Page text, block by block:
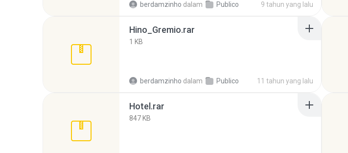
berdamzinho dalam Publico 9 tahun yang lalu
Hino_Gremio.rar
1 KB
berdamzinho dalam Publico 11 tahun yang lalu
Hotel.rar
847 KB